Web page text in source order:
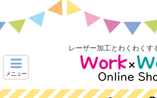
レーザー加工とわくわくす
メニュー